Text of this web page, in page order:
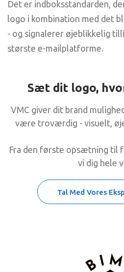
Det er indboksstandarden,
logo i kombination med det
- og signalerer øjeblikkelig
største e-mailplatforme.
Sæt dit logo,
VMC giver dit brand
være troværdig - visuelt,
Fra den første opsætning til
vi dig hele
Tal Med Vores